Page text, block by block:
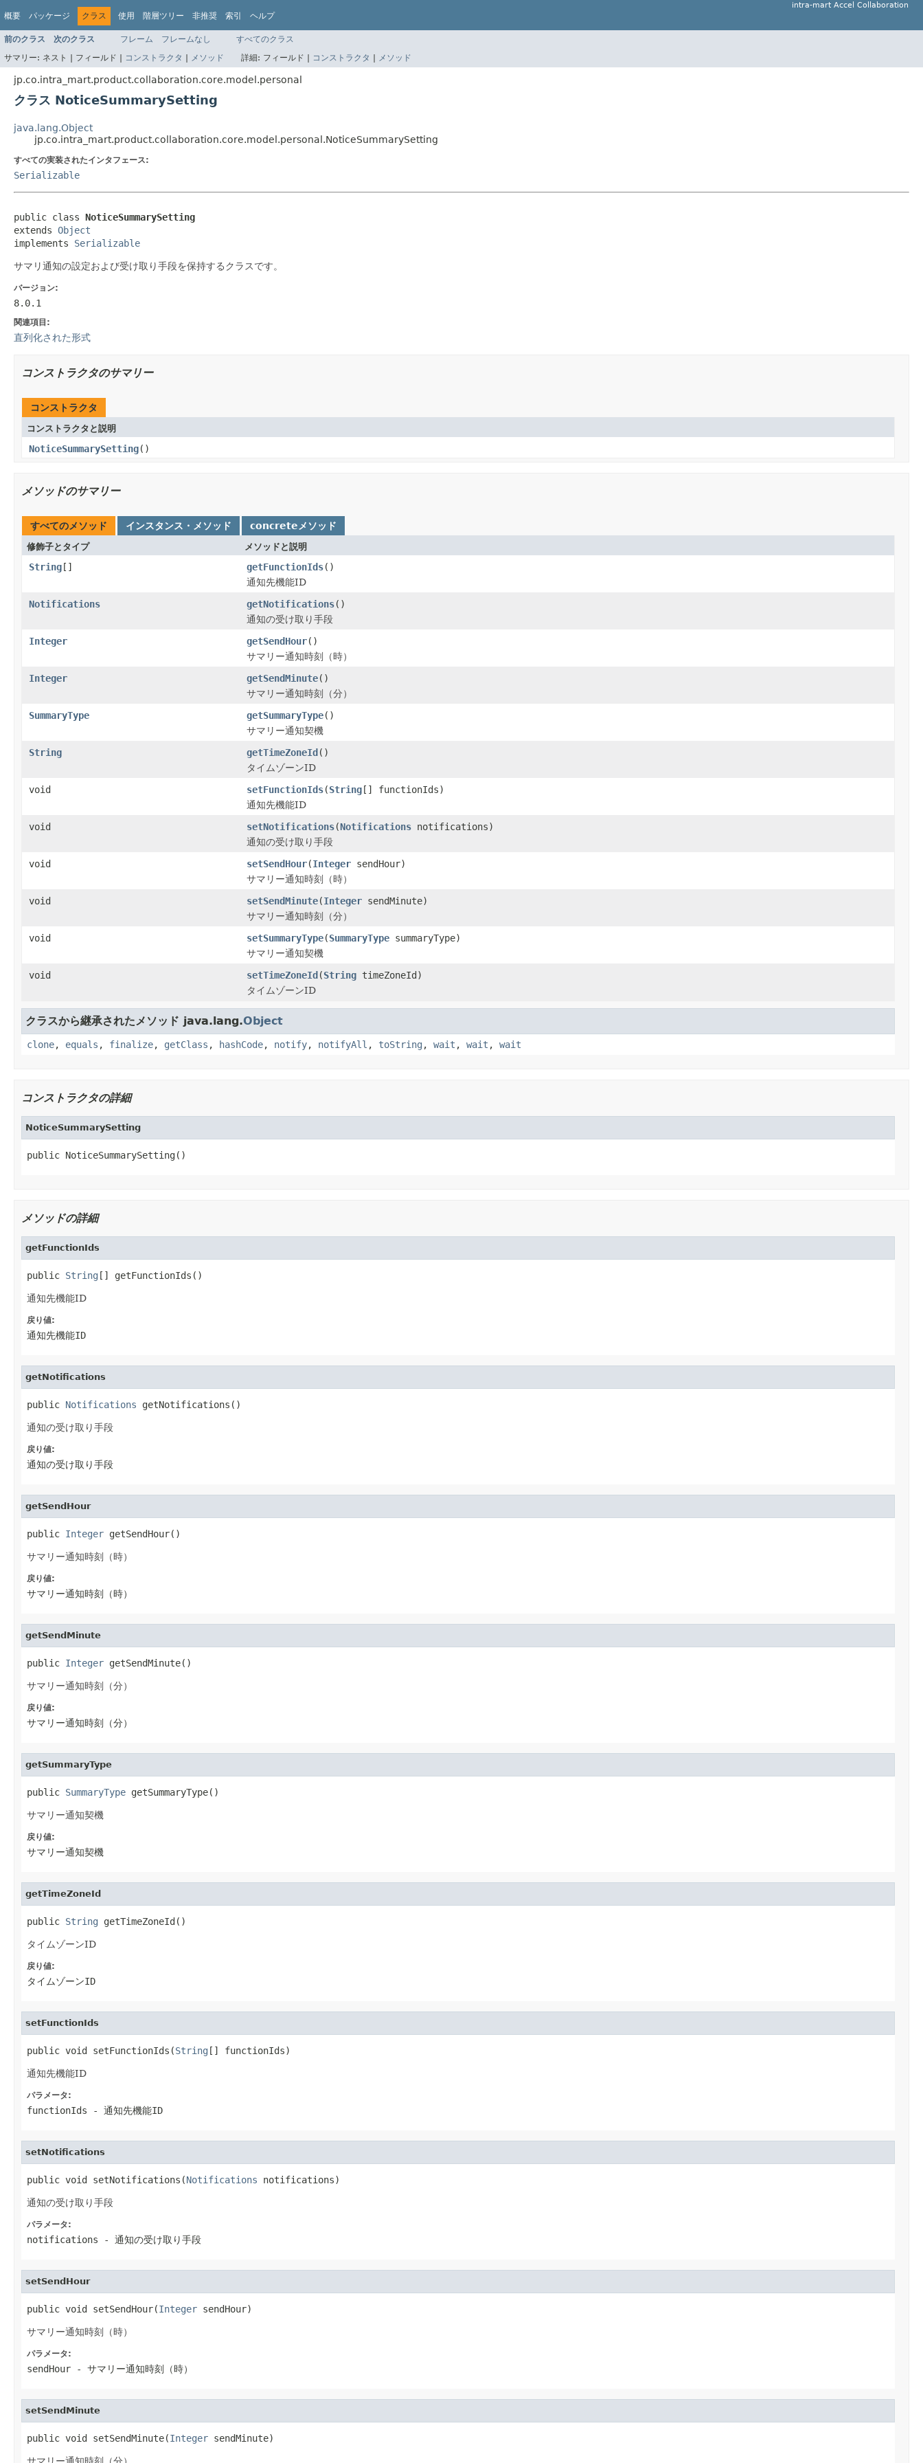
概要 パッケージ クラス 使用 階層ツリー 非推奨 索引 ヘルプ
intra-mart Accel Collaboration
前のクラス 次のクラス フレーム フレームなし
すべてのクラス
サマリー: ネスト | フィールド | コンストラクタ | メソッド 詳細: フィールド | コンストラクタ | メソッド
jp.co.intra_mart.product.collaboration.core.model.personal
クラス NoticeSummarySetting
java.lang.Object
jp.co.intra_mart.product.collaboration.core.model.personal.NoticeSummarySetting
すべての実装されたインタフェース:
Serializable
public class NoticeSummarySetting
extends Object
implements Serializable
サマリ通知の設定および受け取り手段を保持するクラスです。
バージョン:
8.0.1
関連項目:
直列化された形式
コンストラクタのサマリー
コンストラクタ
コンストラクタと説明
NoticeSummarySetting()
メソッドのサマリー
すべてのメソッド インスタンス・メソッド concreteメソッド
修飾子とタイプ メソッドと説明
String[] getFunctionIds()
通知先機能ID
Notifications
getNotifications()
通知の受け取り手段
Integer
getSendHour()
サマリー通知時刻（時）
Integer
getSendMinute()
サマリー通知時刻（分）
SummaryType
getSummaryType()
サマリー通知契機
String
getTimeZoneId()
タイムゾーンID
void
setFunctionIds(String[] functionIds)
通知先機能ID
void
setNotifications(Notifications notifications)
通知の受け取り手段
void
setSendHour(Integer sendHour)
サマリー通知時刻（時）
void
setSendMinute(Integer sendMinute)
サマリー通知時刻（分）
void
setSummaryType(SummaryType summaryType)
サマリー通知契機
void
setTimeZoneId(String timeZoneId)
タイムゾーンID
クラスから継承されたメソッド java.lang.Object
clone, equals , finalize, getClass , hashCode, notify, notifyAll , toString , wait , wait , wait
コンストラクタの詳細
NoticeSummarySetting
public NoticeSummarySetting()
メソッドの詳細
getFunctionIds
public String [] getFunctionIds()
通知先機能ID
戻り値:
通知先機能ID
getNotifications
public Notifications getNotifications()
通知の受け取り手段
戻り値:
通知の受け取り手段
getSendHour
public Integer getSendHour()
サマリー通知時刻（時）
戻り値:
サマリー通知時刻（時）
getSendMinute
public Integer getSendMinute()
サマリー通知時刻（分）
戻り値:
サマリー通知時刻（分）
getSummaryType
public SummaryType getSummaryType()
サマリー通知契機
戻り値:
サマリー通知契機
getTimeZoneId
public String getTimeZoneId()
タイムゾーンID
戻り値:
タイムゾーンID
setFunctionIds
public void setFunctionIds(String [] functionIds)
通知先機能ID
パラメータ:
functionIds - 通知先機能ID
setNotifications
public void setNotifications(Notifications notifications)
通知の受け取り手段
パラメータ:
notifications - 通知の受け取り手段
setSendHour
public void setSendHour(Integer sendHour)
サマリー通知時刻（時）
パラメータ:
sendHour - サマリー通知時刻（時）
setSendMinute
public void setSendMinute(Integer sendMinute)
サマリー通知時刻（分）